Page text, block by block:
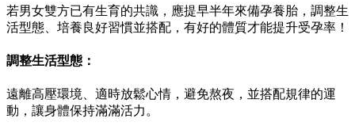
若男女雙方已有生育的共識， 應提早半年來備孕養胎，調整生
活型態、培養良好習慣並搭配 ，有好的體質才能提升受孕率！
調整生活型態：
遠離高壓環境、適時放鬆心情，避免熬夜，並搭配規律的運
動，讓身體保持滿滿活力。